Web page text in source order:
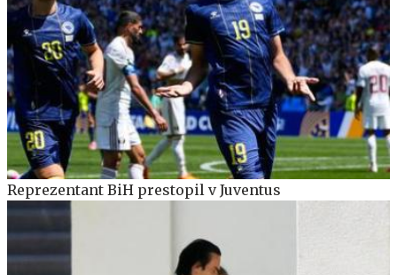
Reprezentant BiH prestopil v Juventus